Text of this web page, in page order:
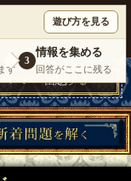
|お問い合わせ
|
遊び方を見る
す
3
情報を集める
回答がここに残る